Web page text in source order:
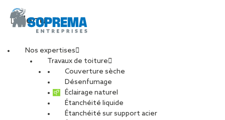
Menu
Nos expertises
Travaux de toiture
Couverture sèche
Désenfumage
Éclairage naturel
Étanchéité liquide
Étanchéité sur support acier
Engagés pour vous
dans la sécurisation